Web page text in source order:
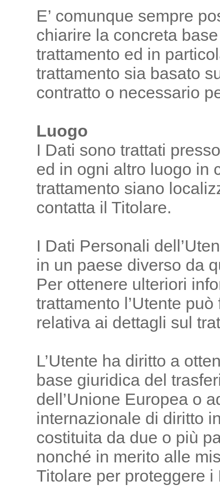
E’ comunque sempre
chiarire la concreta
trattamento ed in
trattamento sia basato
contratto o necessario
Luogo
I Dati sono trattati
ed in ogni altro luogo in
trattamento siano
contatta il Titolare.
I Dati Personali
in un paese diverso da
Per ottenere ulteriori
trattamento l’Utente
relativa ai dettagli sul
L’Utente ha diritto a
base giuridica del
dell’Unione Europea o
internazionale di diritto
costituita da due o più
nonché in merito alle
Titolare per proteggere i